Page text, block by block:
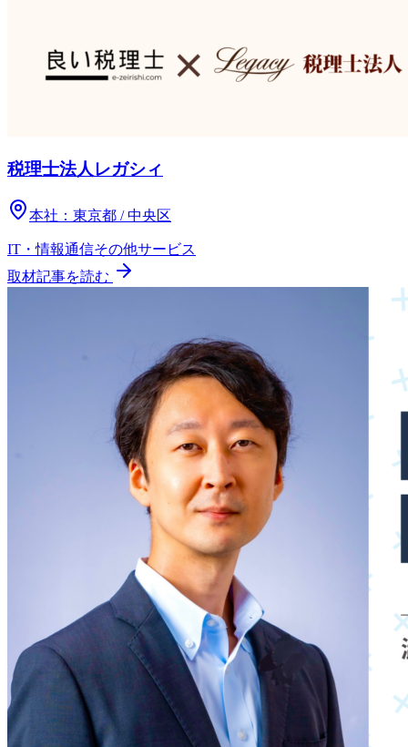
税理士法人レガシィ
本社： 東京都 / 中央区
IT・情報通信その他サービス
取材記事を読む